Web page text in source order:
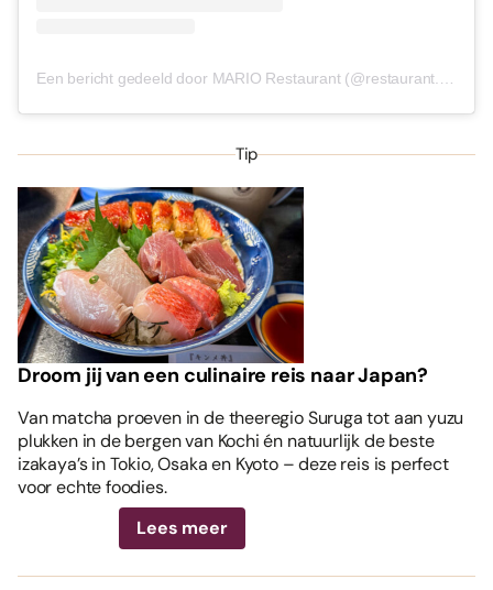
Tip
Droom jij van een culinaire reis naar Japan?
Van matcha proeven in de theeregio Suruga tot aan yuzu
plukken in de bergen van Kochi én natuurlijk de beste
izakaya’s in Tokio, Osaka en Kyoto – deze reis is perfect
voor echte foodies.
Lees meer